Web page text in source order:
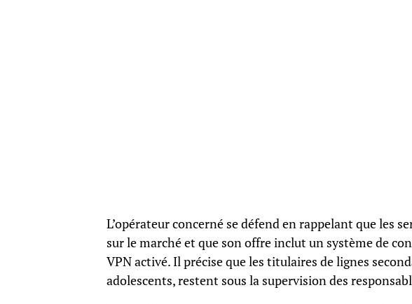
L’opérateur concerné se défend en rappelant que les
sur le marché et que son offre inclut un système de
VPN activé. Il précise que les titulaires de lignes
adolescents, restent sous la supervision des